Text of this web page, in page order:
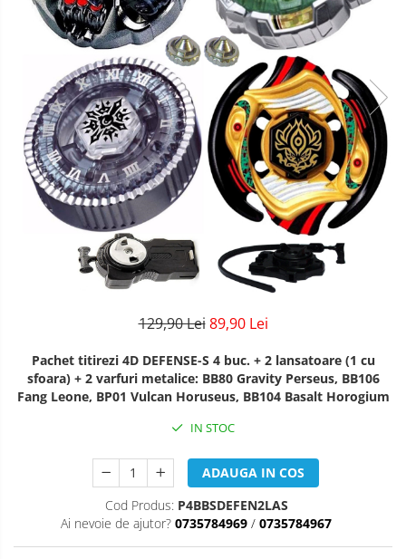
129,90 Lei 89,90 Lei
Pachet titirezi 4D DEFENSE-S 4 buc. + 2 lansatoare (1 cu
sfoara) + 2 varfuri metalice: BB80 Gravity Perseus, BB106
Fang Leone, BP01 Vulcan Horuseus, BB104 Basalt Horogium
IN STOC
ADAUGA IN COS
Cod Produs: P4BBSDEFEN2LAS
Ai nevoie de ajutor? 0735784969 / 0735784967